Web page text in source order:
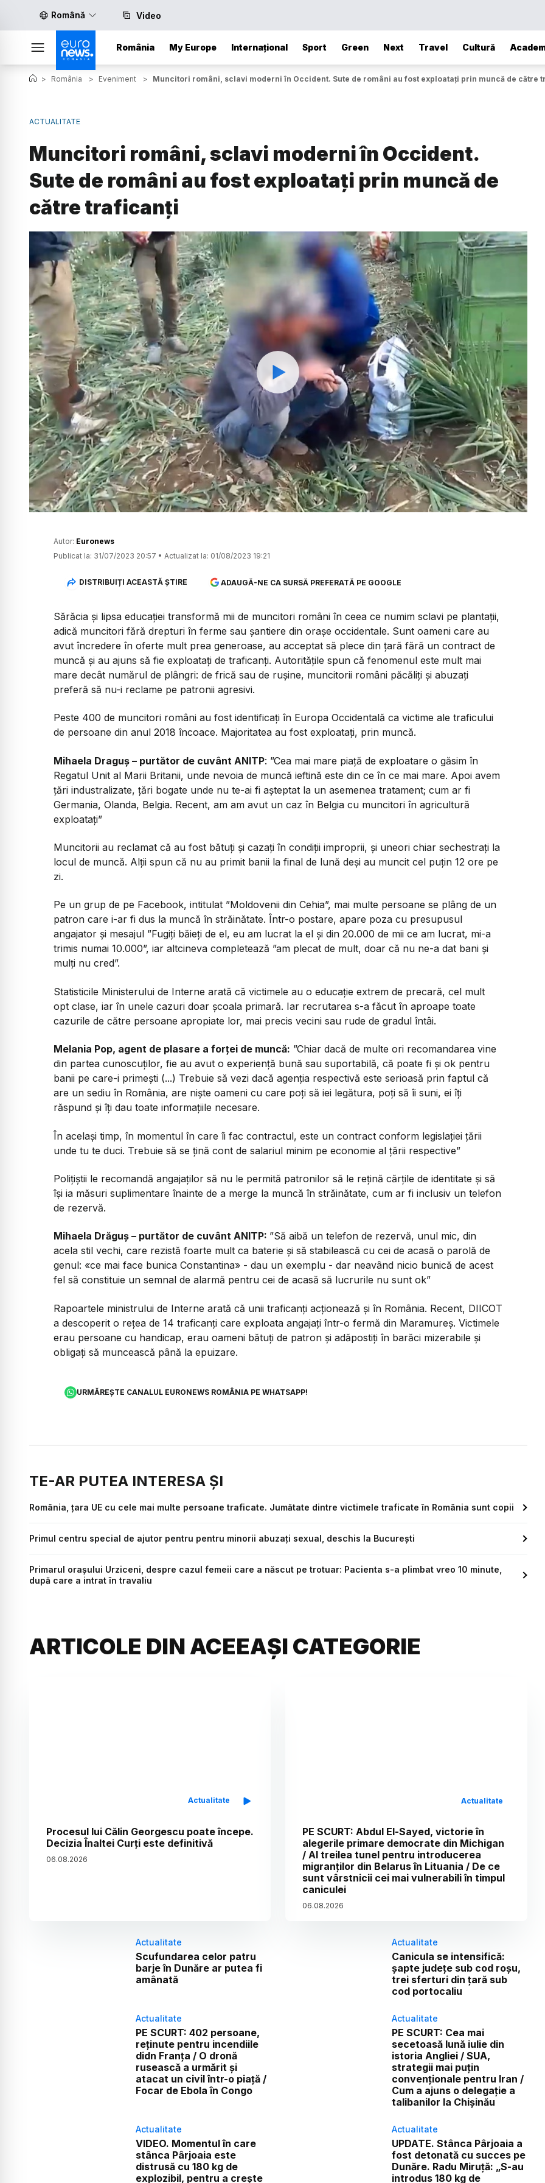
Română Video
România My Europe Internațional Sport Green Next Travel Cultură
> România > Eveniment > Muncitori români, sclavi moderni în Occident. Sute de români au fost exploatați prin muncă de către
ACTUALITATE
Muncitori români, sclavi moderni în Occident.
Sute de români au fost exploatați prin muncă de
către traficanți
Watch
Autor: Euronews
Publicat la: 31/07/2023 20:57 • Actualizat la: 01/08/2023 19:21
DISTRIBUIȚI ACEASTĂ ȘTIRE ADAUGĂ-NE CA SURSĂ PREFERATĂ PE GOOGLE
Sărăcia și lipsa educației transformă mii de muncitori români în ceea ce numim sclavi pe plantații,
adică muncitori fără drepturi în ferme sau șantiere din orașe occidentale. Sunt oameni care au
avut încredere în oferte mult prea generoase, au acceptat să plece din țară fără un contract de
muncă și au ajuns să fie exploatați de traficanți. Autoritățile spun că fenomenul este mult mai
mare decât numărul de plângri: de frică sau de rușine, muncitorii români păcăliți și abuzați
preferă să nu-i reclame pe patronii agresivi.
Peste 400 de muncitori români au fost identificați în Europa Occidentală ca victime ale traficului
de persoane din anul 2018 încoace. Majoritatea au fost exploatați, prin muncă.
Mihaela Draguș – purtător de cuvânt ANITP: ”Cea mai mare piață de exploatare o găsim în
Regatul Unit al Marii Britanii, unde nevoia de muncă ieftină este din ce în ce mai mare. Apoi avem
țări industralizate, țări bogate unde nu te-ai fi așteptat la un asemenea tratament; cum ar fi
Germania, Olanda, Belgia. Recent, am am avut un caz în Belgia cu muncitori în agricultură
exploatați”
Muncitorii au reclamat că au fost bătuți și cazați în condiții improprii, și uneori chiar sechestrați la
locul de muncă. Alții spun că nu au primit banii la final de lună deși au muncit cel puțin 12 ore pe
zi.
Pe un grup de pe Facebook, intitulat ”Moldovenii din Cehia”, mai multe persoane se plâng de un
patron care i-ar fi dus la muncă în străinătate. Într-o postare, apare poza cu presupusul
angajator și mesajul ”Fugiți băieți de el, eu am lucrat la el și din 20.000 de mii ce am lucrat, mi-a
trimis numai 10.000”, iar altcineva completează ”am plecat de mult, doar că nu ne-a dat bani și
mulți nu cred”.
Statisticile Ministerului de Interne arată că victimele au o educație extrem de precară, cel mult
opt clase, iar în unele cazuri doar școala primară. Iar recrutarea s-a făcut în aproape toate
cazurile de către persoane apropiate lor, mai precis vecini sau rude de gradul întâi.
Melania Pop, agent de plasare a forței de muncă: ”Chiar dacă de multe ori recomandarea vine
din partea cunoscuților, fie au avut o experiență bună sau suportabilă, că poate fi și ok pentru
banii pe care-i primești (...) Trebuie să vezi dacă agenția respectivă este serioasă prin faptul că
are un sediu în România, are niște oameni cu care poți să iei legătura, poți să îi suni, ei îți
răspund și îți dau toate informațiile necesare.
În același timp, în momentul în care îi fac contractul, este un contract conform legislației țării
unde tu te duci. Trebuie să se țină cont de salariul minim pe economie al țării respective”
Polițiștii le recomandă angajaților să nu le permită patronilor să le rețină cărțile de identitate și să
își ia măsuri suplimentare înainte de a merge la muncă în străinătate, cum ar fi inclusiv un telefon
de rezervă.
Mihaela Drăguș – purtător de cuvânt ANITP: ”Să aibă un telefon de rezervă, unul mic, din
acela stil vechi, care rezistă foarte mult ca baterie și să stabilească cu cei de acasă o parolă de
genul: «ce mai face bunica Constantina» - dau un exemplu - dar neavând nicio bunică de acest
fel să constituie un semnal de alarmă pentru cei de acasă să lucrurile nu sunt ok”
Rapoartele ministrului de Interne arată că unii traficanți acționează și în România. Recent, DIICOT
a descoperit o rețea de 14 traficanți care exploata angajați într-o fermă din Maramureș. Victimele
erau persoane cu handicap, erau oameni bătuți de patron și adăpostiți în barăci mizerabile și
obligați să muncească până la epuizare.
URMĂREȘTE CANALUL EURONEWS ROMÂNIA PE WHATSAPP!
TE-AR PUTEA INTERESA ȘI
România, țara UE cu cele mai multe persoane traficate. Jumătate dintre victimele traficate în România sunt copii
Primul centru special de ajutor pentru pentru minorii abuzați sexual, deschis la București
Primarul orașului Urziceni, despre cazul femeii care a născut pe trotuar: Pacienta s-a plimbat vreo 10 minute,
după care a intrat în travaliu
ARTICOLE DIN ACEEAȘI CATEGORIE
Actualitate
Procesul lui Călin Georgescu poate începe.
Decizia Înaltei Curți este definitivă
06.08.2026
Actualitate
PE SCURT: Abdul El-Sayed, victorie în
alegerile primare democrate din Michigan
/ Al treilea tunel pentru introducerea
migranților din Belarus în Lituania / De ce
sunt vârstnicii cei mai vulnerabili în timpul
caniculei
06.08.2026
Actualitate
Scufundarea celor patru
barje în Dunăre ar putea fi
amânată
Actualitate
Canicula se intensifică:
șapte județe sub cod roșu,
trei sferturi din țară sub
cod portocaliu
Actualitate
PE SCURT: 402 persoane,
reținute pentru incendiile
didn Franța / O dronă
rusească a urmărit și
atacat un civil într-o piață /
Focar de Ebola în Congo
Actualitate
PE SCURT: Cea mai
secetoasă lună iulie din
istoria Angliei / SUA,
strategii mai puțin
convenționale pentru Iran /
Cum a ajuns o delegație a
talibanilor la Chișinău
Actualitate
VIDEO. Momentul în care
stânca Pârjoaia este
distrusă cu 180 kg de
explozibil, pentru a crește
Actualitate
UPDATE. Stânca Pârjoaia a
fost detonată cu succes pe
Dunăre. Radu Miruță: „S-au
introdus 180 kg de